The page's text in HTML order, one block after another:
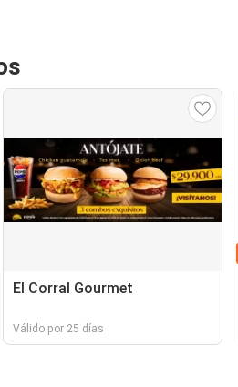
El Corral Gourmet
Válido por 25 días